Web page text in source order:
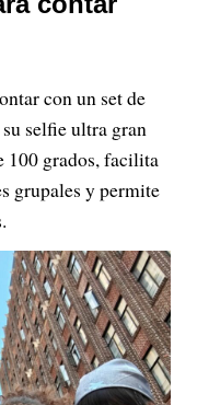
con un set de
selfie ultra gran
100 grados, facilita
grupales y permite